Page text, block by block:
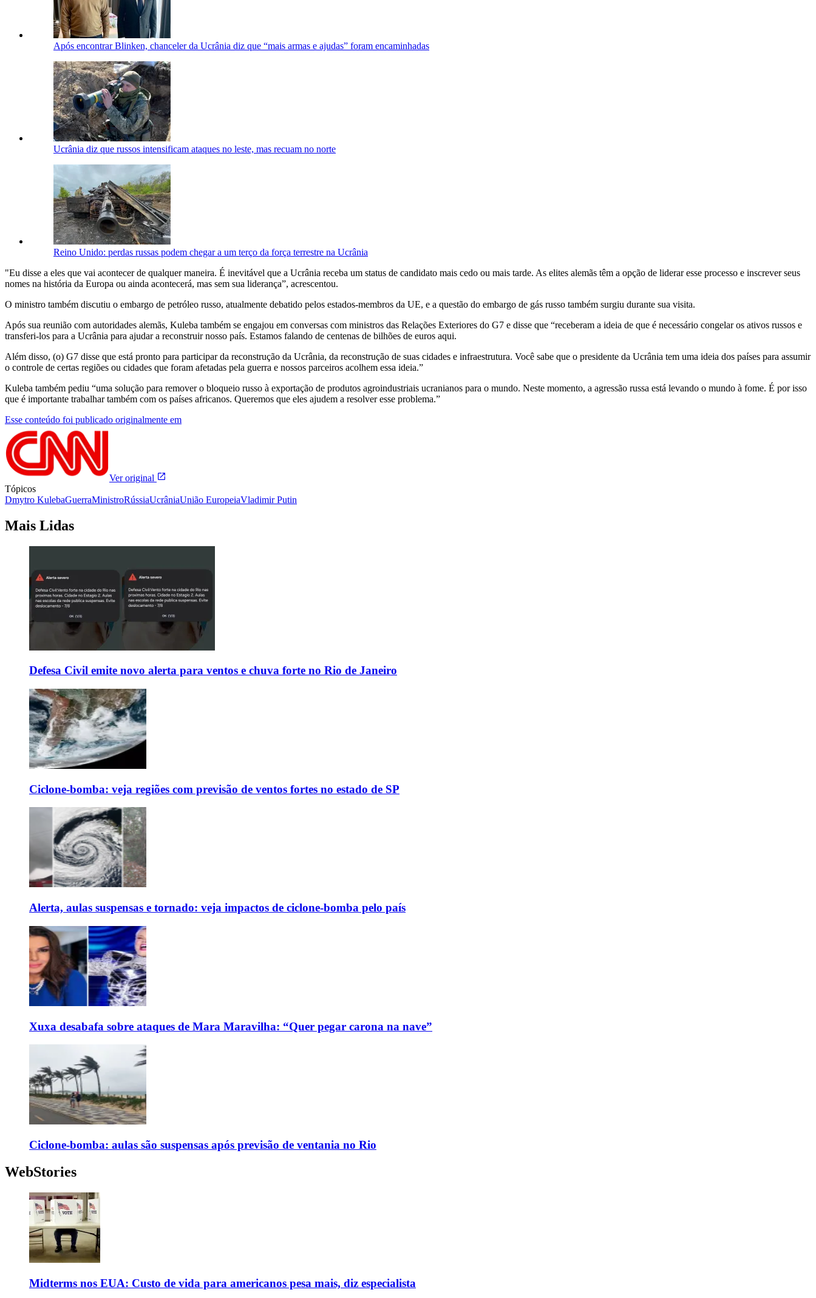
Após encontrar Blinken, chanceler da Ucrânia diz que “mais armas e ajudas” foram encaminhadas
Ucrânia diz que russos intensificam ataques no leste, mas recuam no norte
Reino Unido: perdas russas podem chegar a um terço da força terrestre na Ucrânia
"Eu disse a eles que vai acontecer de qualquer maneira. É inevitável que a Ucrânia receba um status de candidato mais cedo ou mais tarde. As elites alemãs têm a opção de liderar esse processo e inscrever seus
nomes na história da Europa ou ainda acontecerá, mas sem sua liderança”, acrescentou.
O ministro também discutiu o embargo de petróleo russo, atualmente debatido pelos estados-membros da UE, e a questão do embargo de gás russo também surgiu durante sua visita.
Após sua reunião com autoridades alemãs, Kuleba também se engajou em conversas com ministros das Relações Exteriores do G7 e disse que “receberam a ideia de que é necessário congelar os ativos russos e
transferi-los para a Ucrânia para ajudar a reconstruir nosso país. Estamos falando de centenas de bilhões de euros aqui.
Além disso, (o) G7 disse que está pronto para participar da reconstrução da Ucrânia, da reconstrução de suas cidades e infraestrutura. Você sabe que o presidente da Ucrânia tem uma ideia dos países para assumir
o controle de certas regiões ou cidades que foram afetadas pela guerra e nossos parceiros acolhem essa ideia.”
Kuleba também pediu “uma solução para remover o bloqueio russo à exportação de produtos agroindustriais ucranianos para o mundo. Neste momento, a agressão russa está levando o mundo à fome. É por isso
que é importante trabalhar também com os países africanos. Queremos que eles ajudem a resolver esse problema.”
Esse conteúdo foi publicado originalmente em
Ver original
Tópicos
Dmytro KulebaGuerraMinistroRússiaUcrâniaUnião EuropeiaVladimir Putin
Mais Lidas
Defesa Civil emite novo alerta para ventos e chuva forte no Rio de Janeiro
Ciclone-bomba: veja regiões com previsão de ventos fortes no estado de SP
Alerta, aulas suspensas e tornado: veja impactos de ciclone-bomba pelo país
Xuxa desabafa sobre ataques de Mara Maravilha: “Quer pegar carona na nave”
Ciclone-bomba: aulas são suspensas após previsão de ventania no Rio
WebStories
Midterms nos EUA: Custo de vida para americanos pesa mais, diz especialista